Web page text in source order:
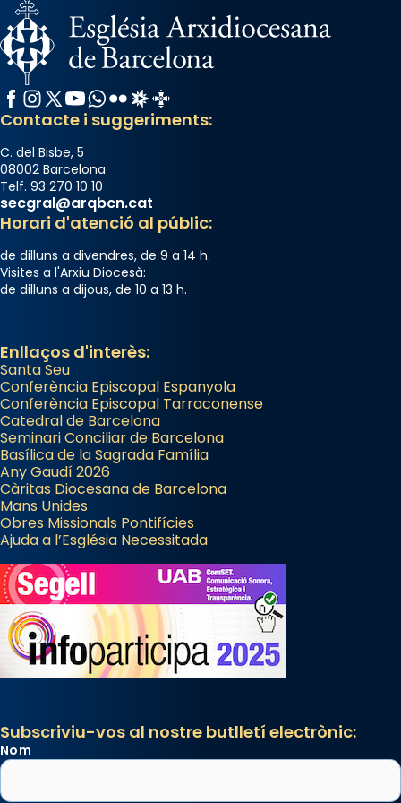
Facebook
Instagram
X / Twitter
YouTube
WhatsApp
FlickrRadio Estel
Catalunya Cristiana
Contacte i suggeriments:
C. del Bisbe, 5
08002 Barcelona
Telf. 93 270 10 10
secgral@arqbcn.cat
Horari d'atenció al públic:
de dilluns a divendres, de 9 a 14 h.
Visites a l'Arxiu Diocesà:
de dilluns a dijous, de 10 a 13 h.
Enllaços d'interès:
Santa Seu
Conferència Episcopal Espanyola
Conferència Episcopal Tarraconense
Catedral de Barcelona
Seminari Conciliar de Barcelona
Basílica de la Sagrada Família
Any Gaudí 2026
Càritas Diocesana de Barcelona
Mans Unides
Obres Missionals Pontifícies
Ajuda a l’Església Necessitada
Subscriviu-vos al nostre butlletí electrònic:
Nom